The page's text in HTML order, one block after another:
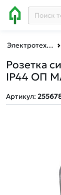
Электротехническая продукция
Розетка
IP44 ОП
Артикул: